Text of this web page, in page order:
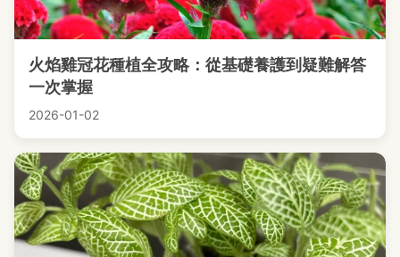
火焰雞冠花種植全攻略：從基礎養護到疑難解答
一次掌握
2026-01-02